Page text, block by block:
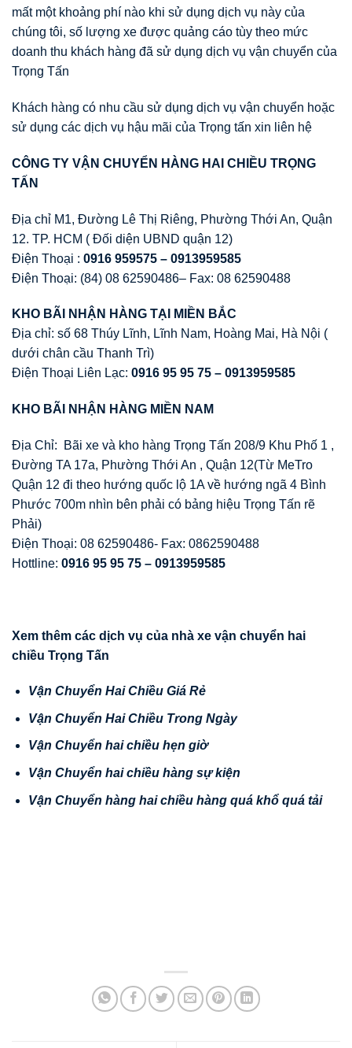
mất một khoảng phí nào khi sử dụng dịch vụ này của
chúng tôi, số lượng xe được quảng cáo tùy theo mức
doanh thu khách hàng đã sử dụng dịch vụ vận chuyển của
Trọng Tấn
Khách hàng có nhu cầu sử dụng dịch vụ vận chuyển hoặc
sử dụng các dịch vụ hậu mãi của Trọng tấn xin liên hệ
CÔNG TY VẬ N CHUYỂ N HÀNG HAI CHI ỀU TRỌNG
TẤ N
Địa chỉ M1, Đường Lê Thị Riêng, Phường Thới An, Quận
12. TP. HCM ( Đối diện UBND quận 12)
Điện Thoại : 0916 959575 – 0913959585
Điện Thoại: (84) 08 62590486– Fax: 08 62590488
KHO BÃI NHẬ N HÀNG TẠ I MI Ề N BẮC
Địa chỉ: số 68 Thúy Lĩnh, Lĩnh Nam, Hoàng Mai, Hà Nội (
dưới chân cầu Thanh Trì)
Điện Thoại Liên Lạc: 0916 95 95 75 – 0913959585
KHO BÃI NHẬ N HÀNG MI Ề N NAM
Địa Chỉ: Bãi xe và kho hàng Trọng Tấn 208/9 Khu Phố 1 ,
Đường TA 17a, Phường Thới An , Quận 12(Từ MeTro
Quận 12 đi theo hướng quốc lộ 1A về hướng ngã 4 Bình
Phước 700m nhìn bên phải có bảng hiệu Trọng Tấn rẽ
Phải)
Điện Thoại: 08 62590486- Fax: 0862590488
Hottline: 0916 95 95 75 – 0913959585
Xem thêm các d ịch vụ của nhà xe vận chuyển hai
chiều Trọng Tấn
Vận Chuyển Hai Chiều Giá Rẻ
Vận Chuyển Hai Chiều Trong Ngày
Vận Chuyển hai chiều hẹn giờ
Vận Chuyển hai chiều hàng sựkiện
Vận Chuyển hàng hai chiều hàng quá khổquá tải